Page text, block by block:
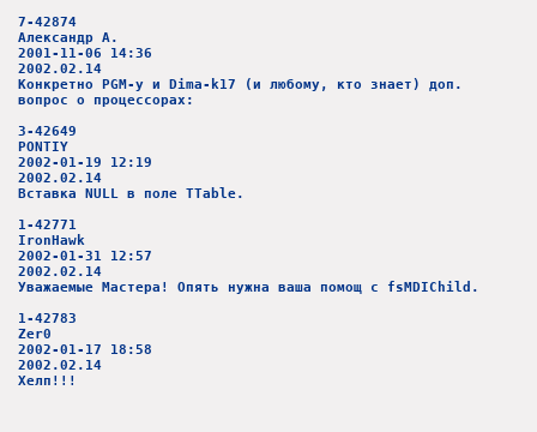
7-42874
Александр А.
2001-11-06 14:36
2002.02.14
Конкретно PGM-у и Dima-k17 (и любому, кто знает) доп.
вопрос о процессорах:
3-42649
PONTIY
2002-01-19 12:19
2002.02.14
Вставка NULL в поле TTable.
1-42771
IronHawk
2002-01-31 12:57
2002.02.14
Уважаемые Мастера! Опять нужна ваша помощ с fsMDIChild.
1-42783
Zer0
2002-01-17 18:58
2002.02.14
Хелп!!!